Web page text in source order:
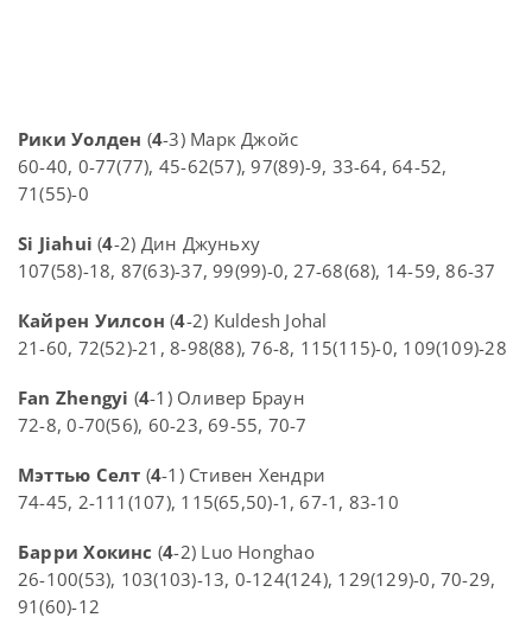
Рики Уолден (4-3) Марк Джойс
60-40, 0-77(77), 45-62(57), 97(89)-9, 33-64, 64-52,
71(55)-0
Si Jiahui (4-2) Дин Джуньху
107(58)-18, 87(63)-37, 99(99)-0, 27-68(68), 14-59, 86-37
Кайрен Уилсон (4-2) Kuldesh Johal
21-60, 72(52)-21, 8-98(88), 76-8, 115(115)-0, 109(109)-28
Fan Zhengyi (4-1) Оливер Браун
72-8, 0-70(56), 60-23, 69-55, 70-7
Мэттью Селт (4-1) Стивен Хендри
74-45, 2-111(107), 115(65,50)-1, 67-1, 83-10
Барри Хокинс (4-2) Luo Honghao
26-100(53), 103(103)-13, 0-124(124), 129(129)-0, 70-29,
91(60)-12